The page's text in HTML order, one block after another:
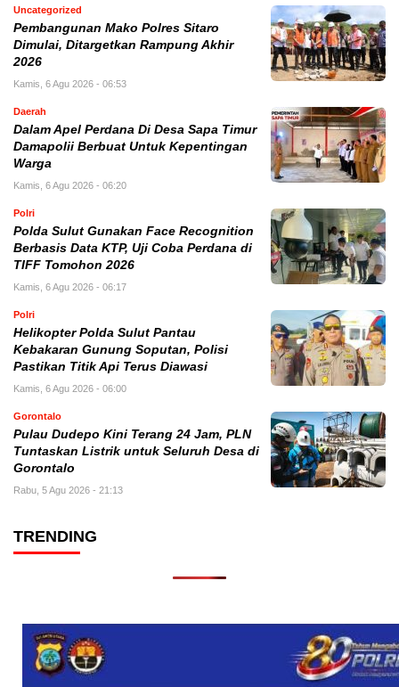
Uncategorized
Pembangunan Mako Polres Sitaro
Dimulai, Ditargetkan Rampung Akhir
2026
Kamis, 6 Agu 2026 - 06:53
Daerah
Dalam Apel Perdana Di Desa Sapa Timur
Damapolii Berbuat Untuk Kepentingan
Warga
Kamis, 6 Agu 2026 - 06:20
Polri
Polda Sulut Gunakan Face Recognition
Berbasis Data KTP, Uji Coba Perdana di
TIFF Tomohon 2026
Kamis, 6 Agu 2026 - 06:17
Polri
Helikopter Polda Sulut Pantau
Kebakaran Gunung Soputan, Polisi
Pastikan Titik Api Terus Diawasi
Kamis, 6 Agu 2026 - 06:00
Gorontalo
Pulau Dudepo Kini Terang 24 Jam, PLN
Tuntaskan Listrik untuk Seluruh Desa di
Gorontalo
Rabu, 5 Agu 2026 - 21:13
TRENDING